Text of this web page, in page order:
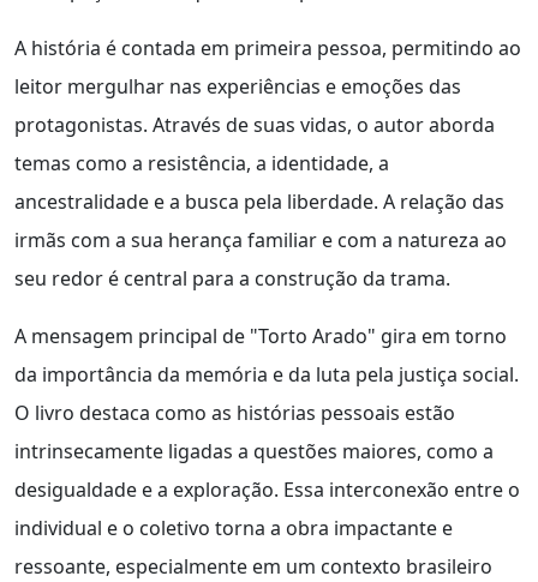
A história é contada em primeira pessoa, permitindo ao
leitor mergulhar nas experiências e emoções das
protagonistas. Através de suas vidas, o autor aborda
temas como a resistência, a identidade, a
ancestralidade e a busca pela liberdade. A relação das
irmãs com a sua herança familiar e com a natureza ao
seu redor é central para a construção da trama.
A mensagem principal de "Torto Arado" gira em torno
da importância da memória e da luta pela justiça social.
O livro destaca como as histórias pessoais estão
intrinsecamente ligadas a questões maiores, como a
desigualdade e a exploração. Essa interconexão entre o
individual e o coletivo torna a obra impactante e
ressoante, especialmente em um contexto brasileiro